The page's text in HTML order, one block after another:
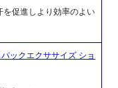
を促進しより効率のよい
ックエクササイズ ショ